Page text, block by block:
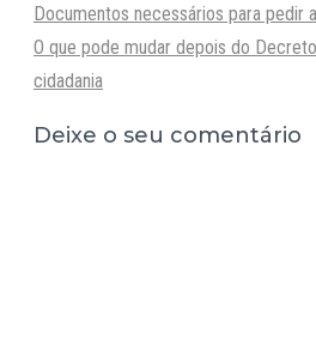
Documentos necessários para pedir
O que pode mudar depois do
cidadania
Deixe o seu comentário